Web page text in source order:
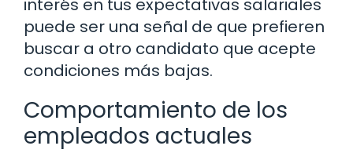
interés en tus expectativas salariales
puede ser una señal de que prefieren
buscar a otro candidato que acepte
condiciones más bajas.
Comportamiento de los
empleados actuales